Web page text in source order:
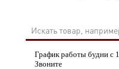
График работы будни с
Звоните